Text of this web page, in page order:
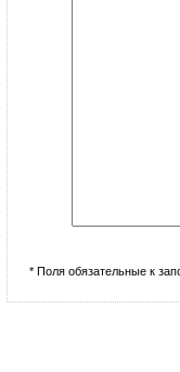
* Поля обязательные к